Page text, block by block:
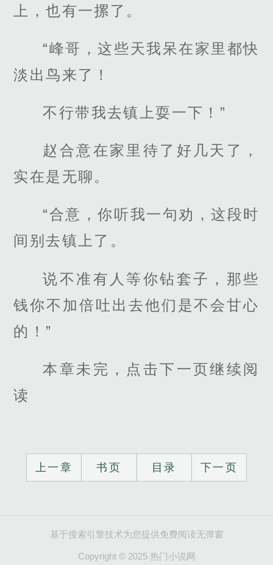
上，也有一摞了。
“峰哥，这些天我呆在家里都快
淡出鸟来了！
不行带我去镇上耍一下！”
赵合意在家里待了好几天了，
实在是无聊。
“合意，你听我一句劝，这段时
间别去镇上了。
说不准有人等你钻套子，那些
钱你不加倍吐出去他们是不会甘心
的！”
本章未完，点击下一页继续阅
读
上一章 书页 目录 下一页
基于搜索引擎技术为您提供免费阅读无弹窗
Copyright © 2025 热门小说网